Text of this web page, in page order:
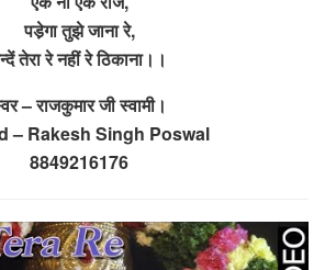
पडे़गा तुझे जाना रे,
तेरा रे नहीं रे ठिकाना।।
– राजकुमार जी स्वामी।
– Rakesh Singh Poswal
8849216176